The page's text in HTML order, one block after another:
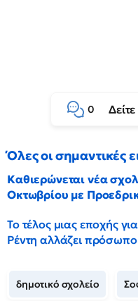
0
Όλες οι σημαντικές
Καθιερώνεται νέα
Οκτωβρίου με
Το τέλος μιας εποχής
Ρέντη αλλάζει πρόσωπο
δημοτικό σχολείο